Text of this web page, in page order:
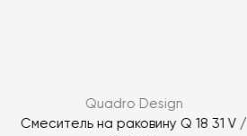
Quadro Design
Смеситель на раковину Q 18 31 V /